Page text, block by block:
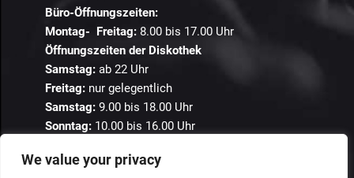
We value your privacy
Büro-Öffnungszeiten:
Montag- Freitag: 8.00 bis 17.00 Uhr
Öffnungszeiten der Diskothek
Samstag: ab 22 Uhr
Freitag: nur gelegentlich
Samstag: 9.00 bis 18.00 Uhr
Sonntag: 10.00 bis 16.00 Uhr